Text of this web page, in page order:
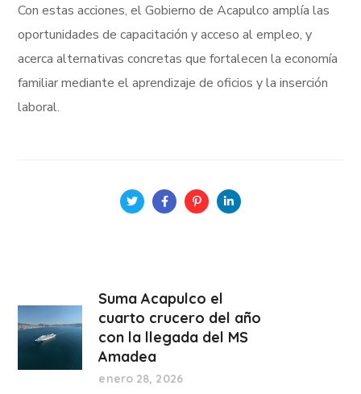
Con estas acciones, el Gobierno de Acapulco amplía las
oportunidades de capacitación y acceso al empleo, y
acerca alternativas concretas que fortalecen la economía
familiar mediante el aprendizaje de oficios y la inserción
laboral.
Suma Acapulco el
cuarto crucero del año
con la llegada del MS
Amadea
enero 28, 2026